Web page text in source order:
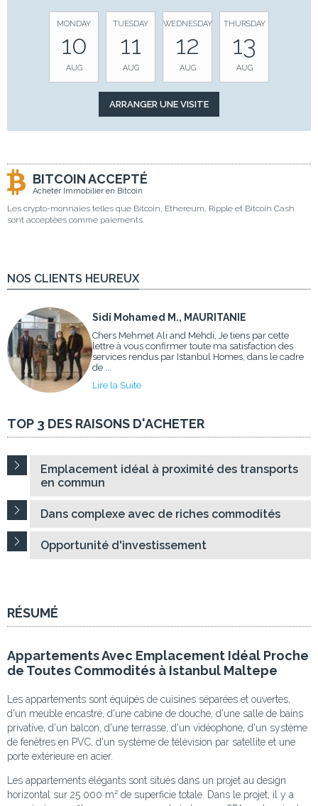
MONDAY
10
AUG
TUESDAY
11
AUG
WEDNESDAY
12
AUG
THURSDAY
13
AUG
BITCOIN ACCEPTÉ
Acheter Immobilier en Bitcoin
Les crypto-monnaies telles que Bitcoin, Ethereum, Ripple et Bitcoin Cash
sont acceptées comme paiements.
NOS CLIENTS HEUREUX
Sidi Mohamed M., MAURITANIE
Chers Mehmet Ali and Mehdi, Je tiens par cette
lettre à vous confirmer toute ma satisfaction des
services rendus par Istanbul Homes, dans le cadre
de ...
Lire la Suite
TOP 3 DES RAISONS D'ACHETER
Emplacement idéal à proximité des transports
en commun
Dans complexe avec de riches commodités
Opportunité d'investissement
RÉSUMÉ
Appartements Avec Emplacement Idéal Proche
de Toutes Commodités à Istanbul Maltepe
Les appartements sont équipés de cuisines séparées et ouvertes,
d'un meuble encastré, d'une cabine de douche, d'une salle de bains
privative, d'un balcon, d'une terrasse, d'un vidéophone, d'un système
de fenêtres en PVC, d'un système de télévision par satellite et une
porte extérieure en acier.
Les appartements élégants sont situés dans un projet au design
horizontal sur 25 000 m² de superficie totale. Dans le projet, il y a